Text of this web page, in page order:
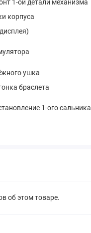
1-ой детали механизма
корпуса
ушка
браслета
1-ого сальника
об этом товаре.